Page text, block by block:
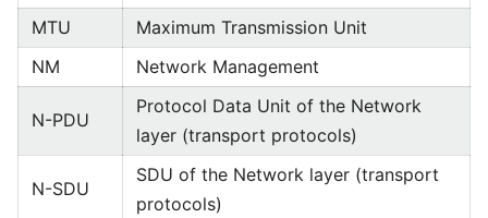
MTU
Maximum Transmission Unit
NM
Network Management
N-PDU
Protocol Data Unit of the Network
layer (transport protocols)
N-SDU
SDU of the Network layer (transport
protocols)